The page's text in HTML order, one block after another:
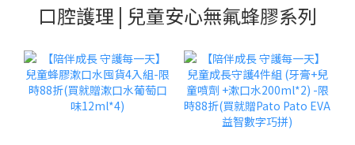
口腔護理 | 兒童安心無氟蜂膠系列